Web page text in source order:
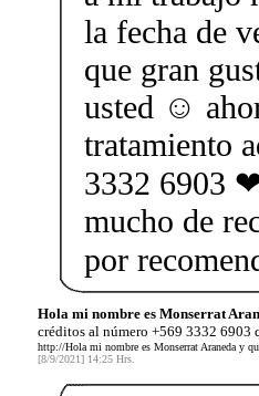
la fecha de
que gran
usted ☺
tratamiento
3332 6903
mucho de
por
Hola mi nombre es Monserrat
créditos al número +569 3332 6903
http://Hola mi nombre es Monserrat Araneda y
[8/9/2021] 14:25 Hrs.